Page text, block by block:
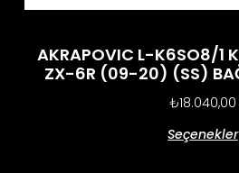
AKRAPOVIC L-K6SO8/1
ZX-6R (09-20) (SS)
₺18.040,00
Seçenekler